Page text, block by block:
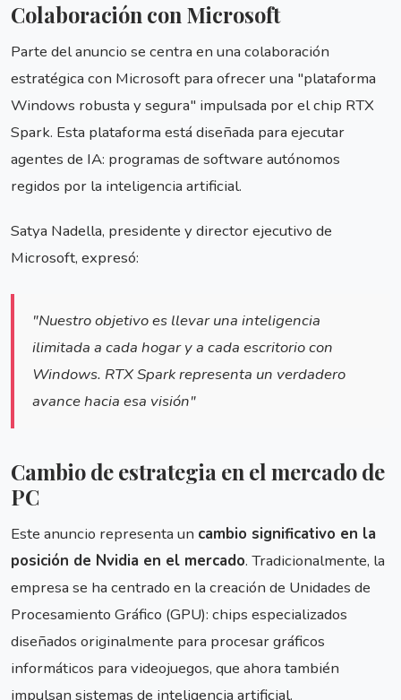
Colaboración con Microsoft
Parte del anuncio se centra en una colaboración
estratégica con Microsoft para ofrecer una "plataforma
Windows robusta y segura" impulsada por el chip RTX
Spark. Esta plataforma está diseñada para ejecutar
agentes de IA: programas de software autónomos
regidos por la inteligencia artificial.
Satya Nadella, presidente y director ejecutivo de
Microsoft, expresó:
"Nuestro objetivo es llevar una inteligencia
ilimitada a cada hogar y a cada escritorio con
Windows. RTX Spark representa un verdadero
avance hacia esa visión"
Cambio de estrategia en el mercado de
PC
Este anuncio representa un cambio significativo en la
posición de Nvidia en el mercado. Tradicionalmente, la
empresa se ha centrado en la creación de Unidades de
Procesamiento Gráfico (GPU): chips especializados
diseñados originalmente para procesar gráficos
informáticos para videojuegos, que ahora también
impulsan sistemas de inteligencia artificial.